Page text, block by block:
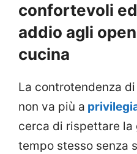
confortevoli
addio agli
cucina
La controtendenza
non va più a
cerca di rispettare la
tempo stesso senza